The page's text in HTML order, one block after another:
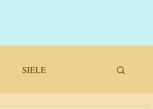
SIELE